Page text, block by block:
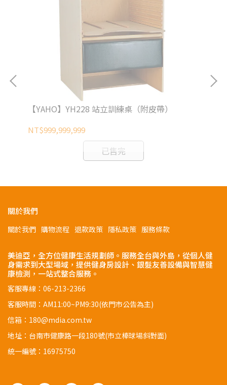
【YAHO】YH228 站立訓練桌（附皮帶）
NT$999,999,999
已售完
關於我們
關於我們 購物流程 退款政策 隱私政策 服務條款
美迪亞，全方位健康生活規劃師。服務全台與外島，從個人健
身需求到大型場域，提供健身房設計、銀髮友善設備與智慧健
康檢測，一站式整合服務。
客服專線：06-213-2366
客服時間：AM11:00~PM9:30(依門市公告為主)
信箱：180@mdia.com.tw
地址：台南市健康路一段180號(市立棒球場斜對面)
統一編號：16975750